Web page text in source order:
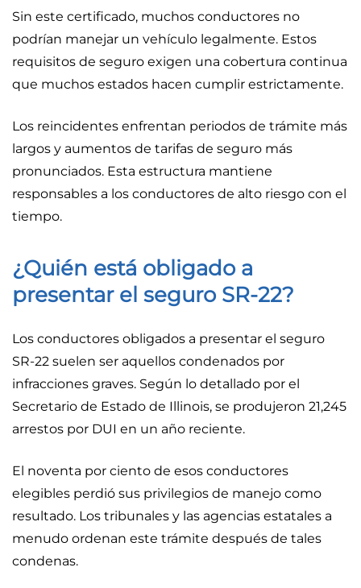
Sin este certificado, muchos conductores no
podrían manejar un vehículo legalmente. Estos
requisitos de seguro exigen una cobertura continua
que muchos estados hacen cumplir estrictamente.
Los reincidentes enfrentan periodos de trámite más
largos y aumentos de tarifas de seguro más
pronunciados. Esta estructura mantiene
responsables a los conductores de alto riesgo con el
tiempo.
¿Quién está obligado a
presentar el seguro SR-22?
Los conductores obligados a presentar el seguro
SR-22 suelen ser aquellos condenados por
infracciones graves. Según lo detallado por el
Secretario de Estado de Illinois, se produjeron 21,245
arrestos por DUI en un año reciente.
El noventa por ciento de esos conductores
elegibles perdió sus privilegios de manejo como
resultado. Los tribunales y las agencias estatales a
menudo ordenan este trámite después de tales
condenas.